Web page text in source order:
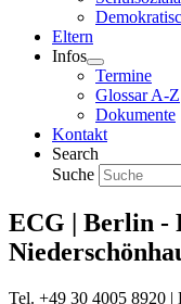
Eltern
Infos
Termine
Glossar A-Z
Dokumente
Kontakt
Search
Suche
ECG | Berlin -
Tel. +49 30 4005 8920 |